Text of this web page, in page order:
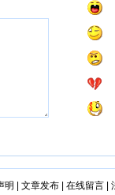
明 文章发布| 在线留言|